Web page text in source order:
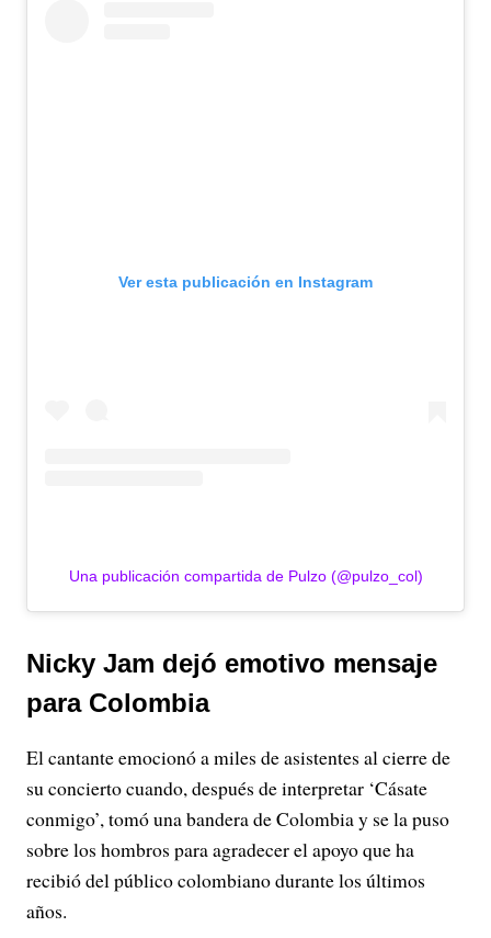
Ver esta publicación en Instagram
Una publicación compartida de Pulzo (@pulzo_col)
Nicky Jam dejó emotivo mensaje
para Colombia
El cantante emocionó a miles de asistentes al cierre de
su concierto cuando, después de interpretar ‘Cásate
conmigo’, tomó una bandera de Colombia y se la puso
sobre los hombros para agradecer el apoyo que ha
recibió del público colombiano durante los últimos
años.